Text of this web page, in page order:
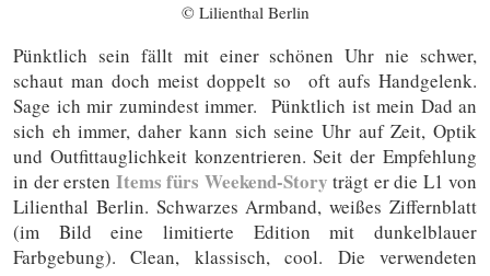
© Lilienthal Berlin
Pünktlich sein fällt mit einer schönen Uhr nie schwer,
schaut man doch meist doppelt so oft aufs Handgelenk.
Sage ich mir zumindest immer. Pünktlich ist mein Dad an
sich eh immer, daher kann sich seine Uhr auf Zeit, Optik
und Outfittauglichkeit konzentrieren. Seit der Empfehlung
in der ersten Items fürs Weekend-Story trägt er die L1 von
Lilienthal Berlin. Schwarzes Armband, weißes Ziffernblatt
(im Bild eine limitierte Edition mit dunkelblauer
Farbgebung). Clean, klassisch, cool. Die verwendeten